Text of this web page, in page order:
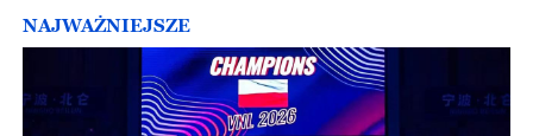
NAJWAŻNIEJSZE